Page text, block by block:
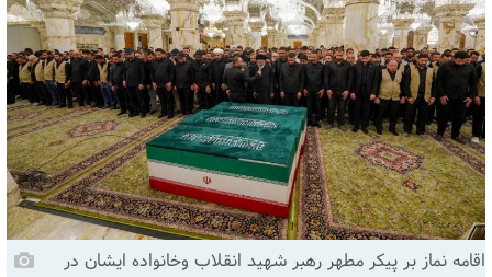
اقامه نماز بر پیکر مطهر رهبر شهید انقلاب وخانواده ایشان در